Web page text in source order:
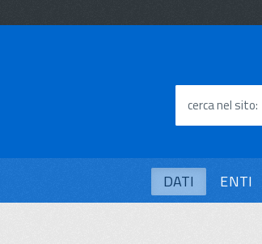
cerca nel sito
DATI ENTI